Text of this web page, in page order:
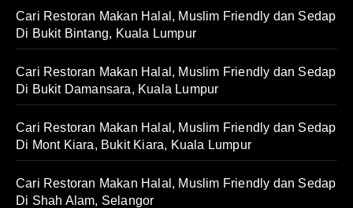
Cari Restoran Makan Halal, Muslim Friendly dan Sedap
Di Bukit Bintang, Kuala Lumpur
Cari Restoran Makan Halal, Muslim Friendly dan Sedap
Di Bukit Damansara, Kuala Lumpur
Cari Restoran Makan Halal, Muslim Friendly dan Sedap
Di Mont Kiara, Bukit Kiara, Kuala Lumpur
Cari Restoran Makan Halal, Muslim Friendly dan Sedap
Di Shah Alam, Selangor